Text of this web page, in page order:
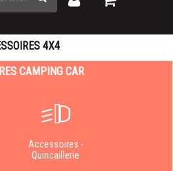
4X4
CAMPING CAR
Accessoires -
Quincaillerie